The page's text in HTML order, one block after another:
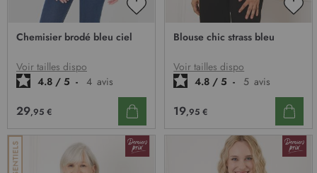
D’ENVIE
Chemisier brodé bleu ciel
Voir tailles dispo
4.8 / 5 - 4 avis
29,95 €
Blouse chic strass bleu
Voir tailles dispo
4.8 / 5 - 5 avis
19,95 €